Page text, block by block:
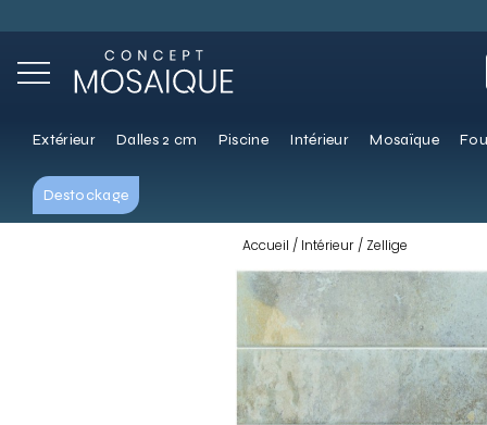
Extérieur Dalles 2 cm Piscine Intérieur Mosaïque
Destockage
Accueil Intérieur Zellige